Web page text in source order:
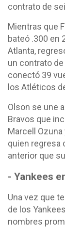
contrato de
Mientras que
bateó .300 en
Atlanta,
un contrato
conectó 39
los Atléticos
Olson se une
Bravos que
Marcell Ozuna
quien regresa
anterior que
- Yankees
Una vez que
de los
nombres